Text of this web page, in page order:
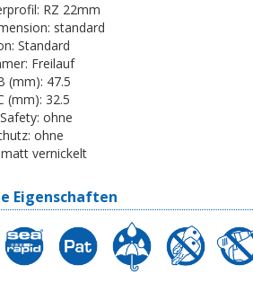
RZ 22mm
standard
Standard
Freilauf
(mm): 47.5
(mm): 32.5
ohne
ohne
matt vernickelt
Eigenschaften